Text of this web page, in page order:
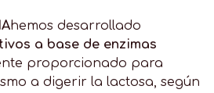
hemos desarrollado
a base de enzimas
proporcionado para
a digerir la lactosa, según